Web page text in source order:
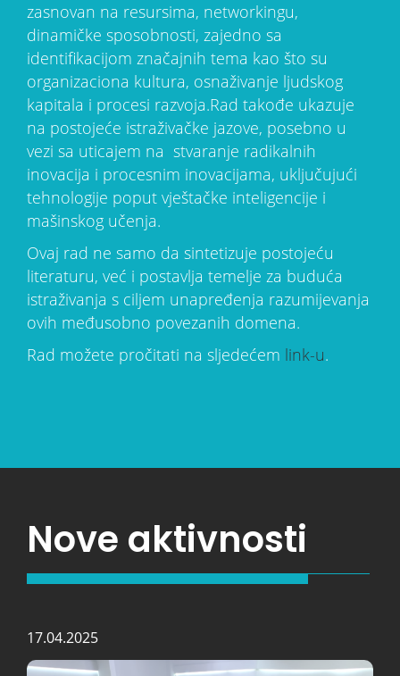
zasnovan na resursima, networkingu,
dinamičke sposobnosti, zajedno sa
identifikacijom značajnih tema kao što su
organizaciona kultura, osnaživanje ljudskog
kapitala i procesi razvoja.Rad takođe ukazuje
na postojeće istraživačke jazove, posebno u
vezi sa uticajem na stvaranje radikalnih
inovacija i procesnim inovacijama, uključujući
tehnologije poput vještačke inteligencije i
mašinskog učenja.
Ovaj rad ne samo da sintetizuje postojeću
literaturu, već i postavlja temelje za buduća
istraživanja s ciljem unapređenja razumijevanja
ovih međusobno povezanih domena.
Rad možete pročitati na sljedećem link-u.
Nove aktivnosti
17.04.2025